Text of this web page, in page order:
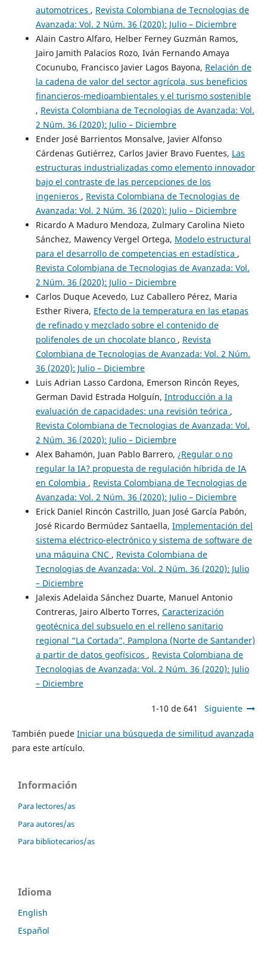
automotrices , Revista Colombiana de Tecnologias de
Avanzada: Vol. 2 Núm. 36 (2020): Julio – Diciembre
Alain Castro Alfaro, Helber Ferney Guzmán Ramos,
Jairo Jamith Palacios Rozo, Iván Fernando Amaya
Cocunubo, Francisco Javier Lagos Bayona, Relación de
la cadena de valor del sector agrícola, sus beneficios
financieros-medioambientales y el turismo sostenible
, Revista Colombiana de Tecnologias de Avanzada: Vol.
2 Núm. 36 (2020): Julio – Diciembre
Ender José Barrientos Monsalve, Javier Alfonso
Cárdenas Gutiérrez, Carlos Javier Bravo Fuentes, Las
estructuras industrializadas como elemento innovador
bajo el contraste de las percepciones de los
ingenieros , Revista Colombiana de Tecnologias de
Avanzada: Vol. 2 Núm. 36 (2020): Julio – Diciembre
Ricardo A Maduro Mendoza, Zulmary Carolina Nieto
Sánchez, Mawency Vergel Ortega, Modelo estructural
para el desarrollo de competencias en estadística ,
Revista Colombiana de Tecnologias de Avanzada: Vol.
2 Núm. 36 (2020): Julio – Diciembre
Carlos Duque Acevedo, Luz Caballero Pérez, Maria
Esther Rivera, Efecto de la temperatura en las etapas
de refinado y mezclado sobre el contenido de
polifenoles de un chocolate blanco , Revista
Colombiana de Tecnologias de Avanzada: Vol. 2 Núm.
36 (2020): Julio – Diciembre
Luis Adrian Lasso Cardona, Emerson Rincón Reyes,
German David Estrada Holguín, Introducción a la
evaluación de capacidades: una revisión teórica ,
Revista Colombiana de Tecnologias de Avanzada: Vol.
2 Núm. 36 (2020): Julio – Diciembre
Alex Bahamón, Juan Pablo Barrero, ¿Regular o no
regular la IA? propuesta de regulación híbrida de IA
en Colombia , Revista Colombiana de Tecnologias de
Avanzada: Vol. 2 Núm. 36 (2020): Julio – Diciembre
Erick Daniel Rincón Castrillo, Juan José García Pabón,
José Ricardo Bermúdez Santaella, Implementación del
sistema eléctrico-electrónico y sistema de software de
una máquina CNC , Revista Colombiana de
Tecnologias de Avanzada: Vol. 2 Núm. 36 (2020): Julio
– Diciembre
Jalexis Adelaida Sánchez Duarte, Manuel Antonio
Contreras, Jairo Alberto Torres, Caracterización
geotécnica del subsuelo en el relleno sanitario
regional “La Cortada”, Pamplona (Norte de Santander)
a partir de datos geofísicos , Revista Colombiana de
Tecnologias de Avanzada: Vol. 2 Núm. 36 (2020): Julio
– Diciembre
1-10 de 641 Siguiente
También puede Iniciar una búsqueda de similitud avanzada
para este artículo.
Información
Para lectores/as
Para autores/as
Para bibliotecarios/as
Idioma
English
Español